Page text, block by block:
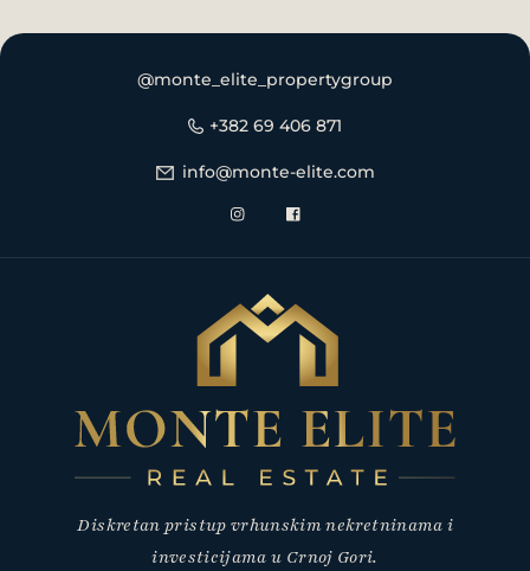
@monte_elite_propertygroup
+382 69 406 871
info@monte-elite.com
Diskretan pristup vrhunskim nekretninama i
investicijama u Crnoj Gori.